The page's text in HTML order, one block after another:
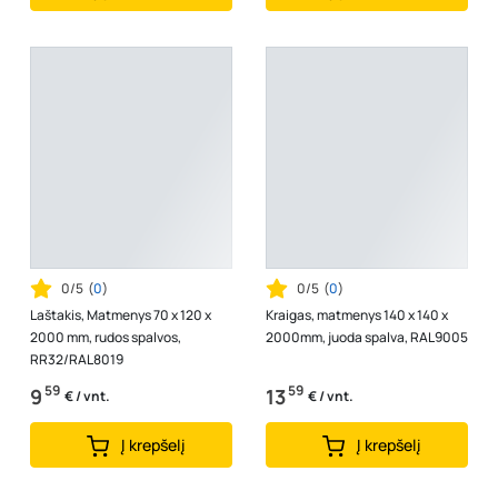
0/5 (0)
Laštakis, Matmenys 70 x 120 x
2000 mm, rudos spalvos,
RR32/RAL8019
959 € / vnt.
Į krepšelį
0/5 (0)
Kraigas, matmenys 140 x 140 x
2000mm, juoda spalva, RAL9005
1359 € / vnt.
Į krepšelį